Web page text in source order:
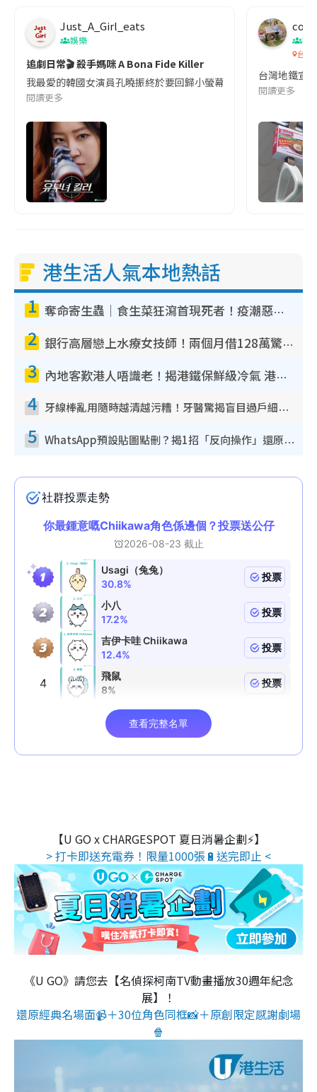
Just_A_Girl_eats
娛樂
追劇日常🎬 殺手媽咪 A Bona Fide Killer
我最愛的韓國女演員孔曉振終於要回歸小螢幕啦!這次的劇本改編
閱讀更多
co
吹
台灣
台灣地鐵宣
閱讀更多
港生活人氣本地熱話
1 奪命寄生蟲｜食生菜狂瀉首現死者！疫潮惡化錄1.8萬宗病例 揭洗菜3大謬誤
2 銀行高層戀上水療女技師！兩個月借128萬驚覺「沉船」沉落火海 揭背後疑似邪教操控賣淫
3 內地客歎港人唔識老！揭港鐵保鮮級冷氣 港人求放過：咪投訴
4 牙線棒亂用隨時越清越污糟！牙醫驚揭盲目過戶細菌恐致蛀牙：呢種先係日常真保養
5 WhatsApp預設貼圖點刪？揭1招「反向操作」還原簡潔介面 附3步實測教學
【U GO x CHARGESPOT 夏日消暑企劃⚡】
> 打卡即送充電券！限量1000張🔋送完即止 <
《U GO》請您去【名偵探柯南TV動畫播放30週年紀念
展】！
還原經典名場面📹＋30位角色同框📸＋原創限定感謝劇場
🍿